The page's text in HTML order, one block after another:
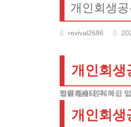
개인회생
revival2686
개인회생
안녕하세요, 테헤란 법무법인의 개인회생공무원 변호사입니다. 현대 사회에서 많은 공무원분들이 복합적인 재정난으로 인해 심각한 경제적 스트레스를 겪고 계신다는 점을 깊이 인식하고 있습니다. 오늘은 개인회생이라는 법적 구제 제도를 통해 여러분의 재정적 어려움을 근본적으로 해결할 수 있는 전략적 방안에 대해 상세히 안내해드리겠습니다.
개인회생